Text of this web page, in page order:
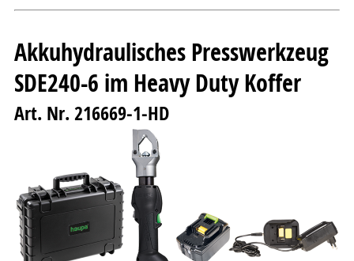
Akkuhydraulisches Presswerkzeug
SDE240-6 im Heavy Duty Koffer
Art. Nr. 216669-1-HD